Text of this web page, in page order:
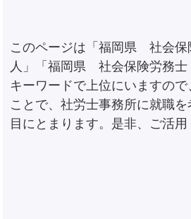
このページは「福岡県 社会
人」「福岡県 社会保険労務
キーワードで上位にいますの
ことで、社労士事務所に就職
目にとまります。是非、ご活用